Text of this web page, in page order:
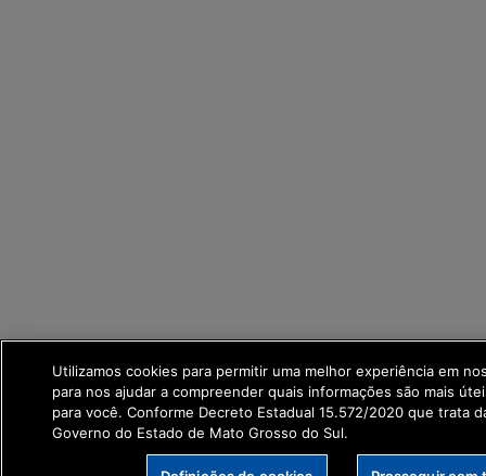
Utilizamos cookies para permitir uma melhor experiência em
para nos ajudar a compreender quais informações são mais
para você. Conforme Decreto Estadual 15.572/2020 que trata
Governo do Estado de Mato Grosso do Sul.